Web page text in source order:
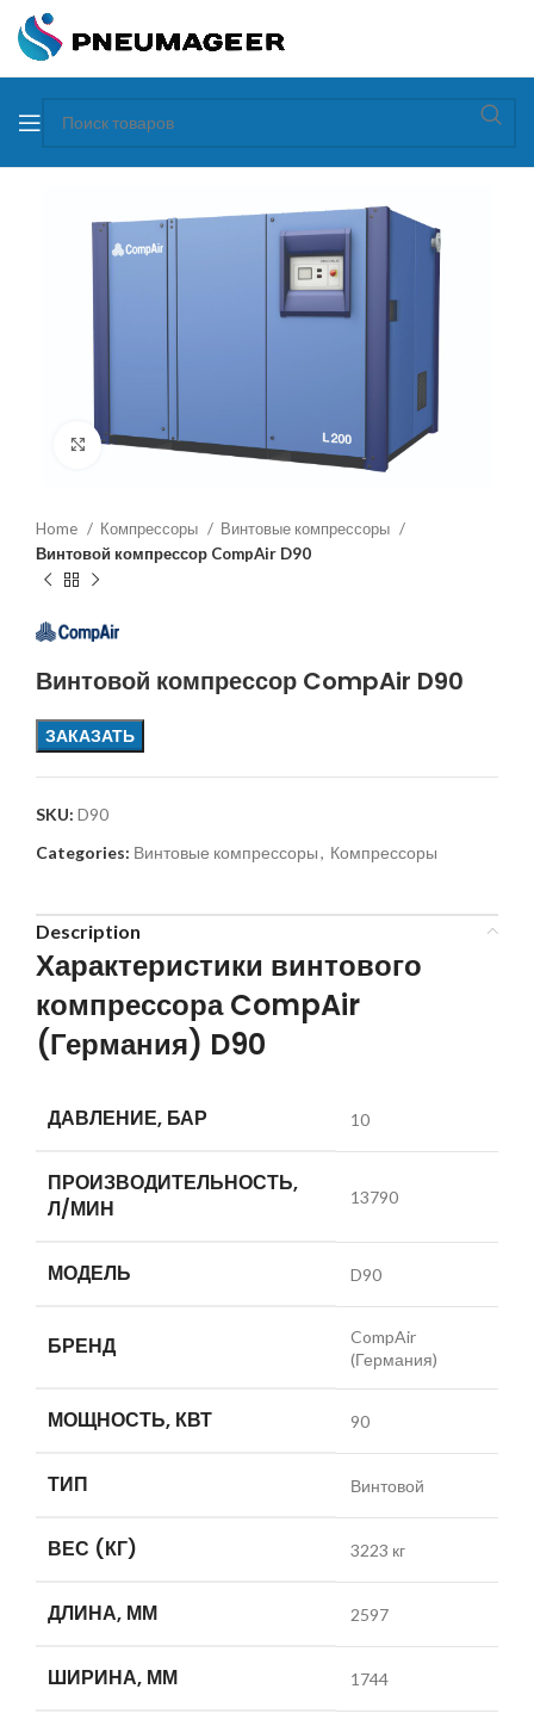
Увеличить
Home Компрессоры
Винтовые компрессоры
Винтовой компрессор CompAir D90
Винтовой компрессор CompAir D90
ЗАКАЗАТЬ
SKU: D90
Categories: Винтовые компрессоры, Компрессоры
Description
Характеристики винтового
компрессора CompAir
(Германия) D90
ДАВЛЕНИЕ, БАР 10
ПРОИЗВОДИТЕЛЬНОСТЬ,
Л/МИН
13790
МОДЕЛЬ D90
БРЕНД
CompAir
(Германия)
МОЩНОСТЬ, КВТ 90
ТИП Винтовой
ВЕС (КГ) 3223 кг
ДЛИНА, ММ 2597
ШИРИНА, ММ 1744